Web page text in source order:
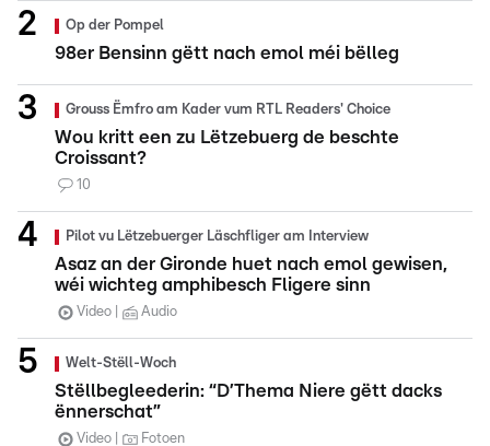
Op der Pompel
98er Bensinn gëtt nach emol méi bëlleg
Grouss Ëmfro am Kader vum RTL Readers' Choice
Wou kritt een zu Lëtzebuerg de beschte
Croissant?
10
Pilot vu Lëtzebuerger Läschfliger am Interview
Asaz an der Gironde huet nach emol gewisen,
wéi wichteg amphibesch Fligere sinn
Video Audio
Welt-Stëll-Woch
Stëllbegleederin: “D’Thema Niere gëtt dacks
ënnerschat”
Video Fotoen